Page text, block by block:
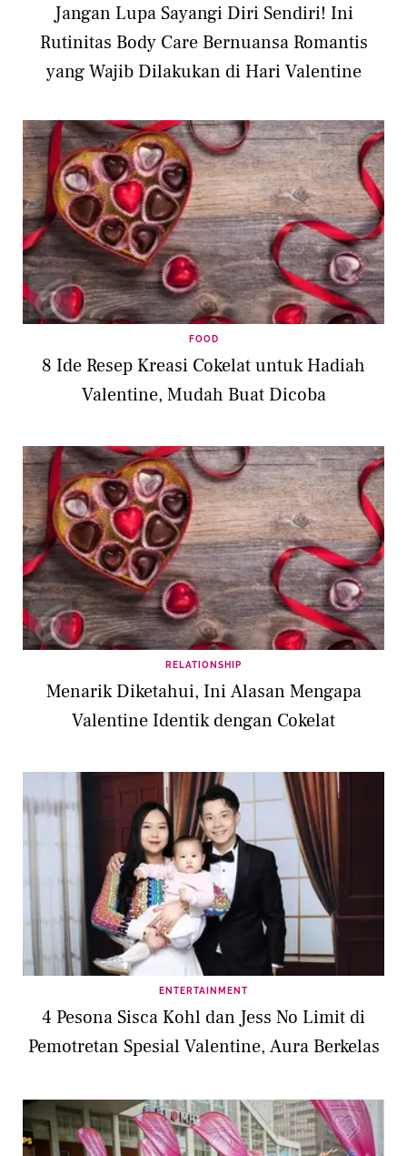
Jangan Lupa Sayangi Diri Sendiri! Ini
Rutinitas Body Care Bernuansa Romantis
yang Wajib Dilakukan di Hari Valentine
FOOD
8 Ide Resep Kreasi Cokelat untuk Hadiah
Valentine, Mudah Buat Dicoba
RELATIONSHIP
Menarik Diketahui, Ini Alasan Mengapa
Valentine Identik dengan Cokelat
ENTERTAINMENT
4 Pesona Sisca Kohl dan Jess No Limit di
Pemotretan Spesial Valentine, Aura Berkelas